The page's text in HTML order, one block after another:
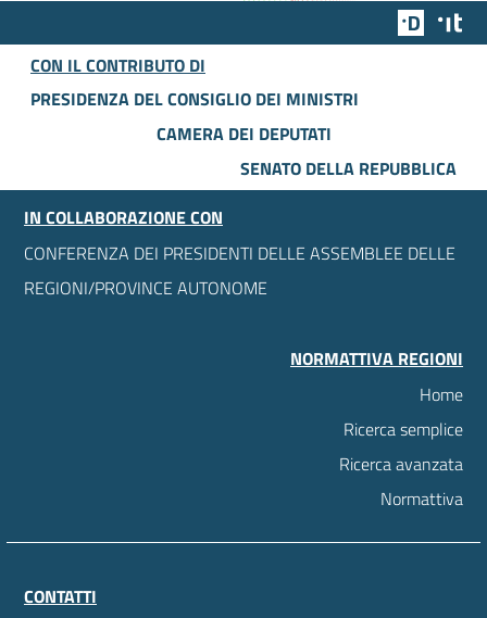
Team
CON IL CONTRIBUTO DI
PRESIDENZA DEL CONSIGLIO DEI MINISTRI
CAMERA DEI DEPUTATI
SENATO DELLA REPUBBLICA
IN COLLABORAZIONE CON
CONFERENZA DEI PRESIDENTI DELLE ASSEMBLEE DELLE
REGIONI/PROVINCE AUTONOME
NORMATTIVA REGIONI
Home
Ricerca semplice
Ricerca avanzata
Normattiva
CONTATTI